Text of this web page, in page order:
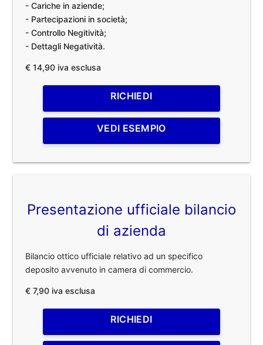
- Cariche in aziende;
- Partecipazioni in società;
- Controllo Negitività;
- Dettagli Negatività.
€ 14,90 iva esclusa
RICHIEDI
VEDI ESEMPIO
Presentazione ufficiale bilancio
di azienda
Bilancio ottico ufficiale relativo ad un specifico
deposito avvenuto in camera di commercio.
€ 7,90 iva esclusa
RICHIEDI